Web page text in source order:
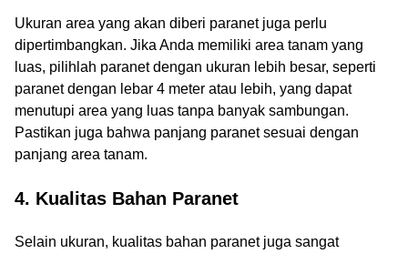
Ukuran area yang akan diberi paranet juga perlu
dipertimbangkan. Jika Anda memiliki area tanam yang
luas, pilihlah paranet dengan ukuran lebih besar, seperti
paranet dengan lebar 4 meter atau lebih, yang dapat
menutupi area yang luas tanpa banyak sambungan.
Pastikan juga bahwa panjang paranet sesuai dengan
panjang area tanam.
4. Kualitas Bahan Paranet
Selain ukuran, kualitas bahan paranet juga sangat